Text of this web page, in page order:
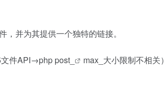
并为其提供一个独特的链接。
件API→php post max_大小限制不相关